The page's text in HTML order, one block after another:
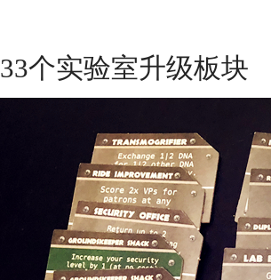
33个实验室升级板块